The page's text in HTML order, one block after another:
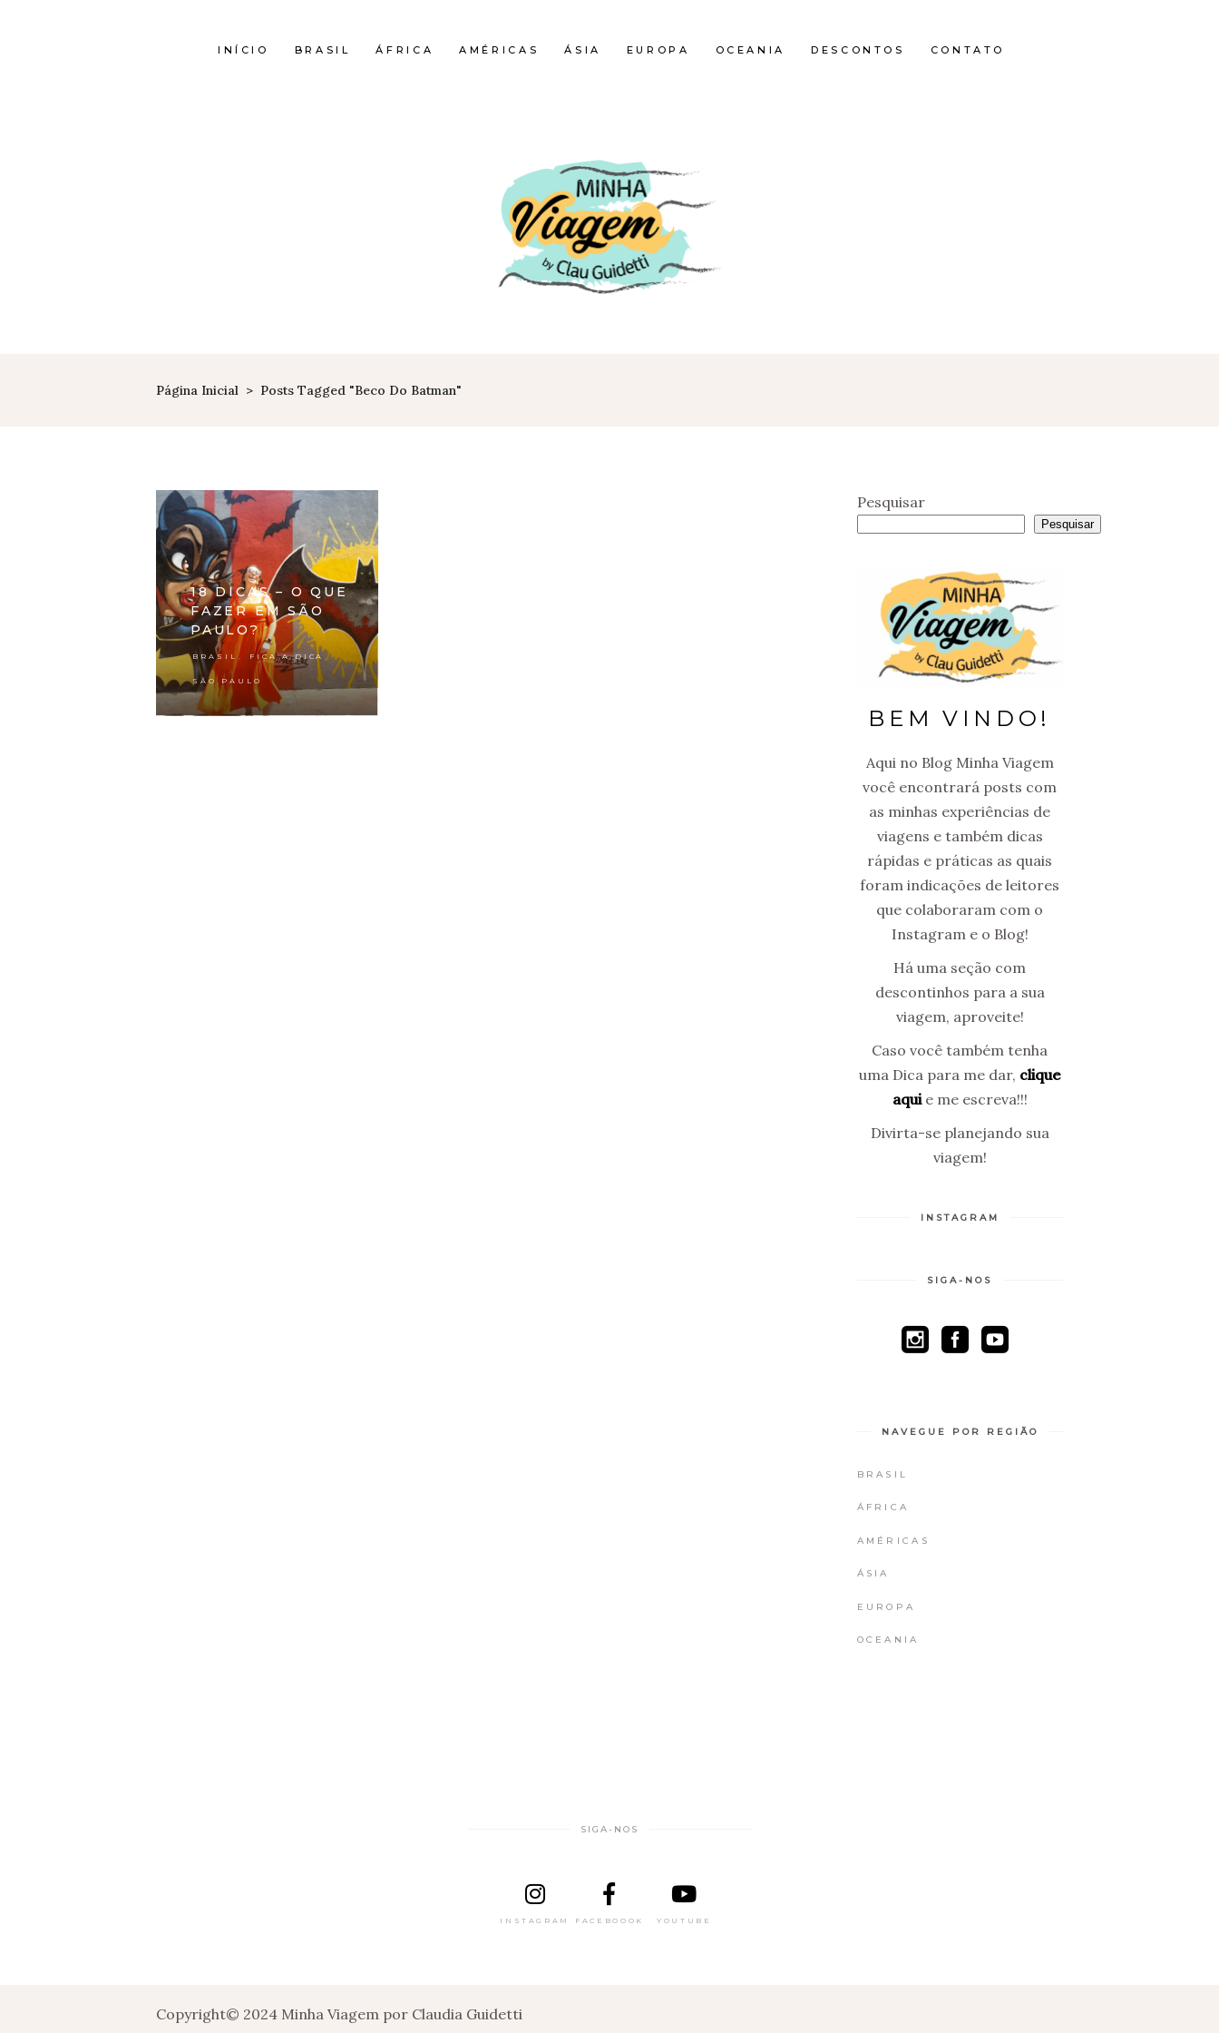
INÍCIO BRASIL ÁFRICA AMÉRICAS ÁSIA EUROPA OCEANIA DESCONTOS CONTATO
Página Inicial > Posts Tagged "beco Do Batman"
18 DICAS – O QUE
FAZER EM SÃO
PAULO?
BRASIL , FICA A DICA ,
SÃO PAULO
Pesquisar
Pesquisar
BEM VINDO!
Aqui no Blog Minha Viagem
você encontrará posts com
as minhas experiências de
viagens e também dicas
rápidas e práticas as quais
foram indicações de leitores
que colaboraram com o
Instagram e o Blog!
Há uma seção com
descontinhos para a sua
viagem, aproveite!
Caso você também tenha
uma Dica para me dar, clique
aquie me escreva!!!
Divirta-se planejando sua
viagem!
INSTAGRAM
SIGA-NOS
NAVEGUE POR REGIÃO
BRASIL
ÁFRICA
AMÉRICAS
ÁSIA
EUROPA
OCEANIA
SIGA-NOS
INSTAGRAM FACEBOOOK YOUTUBE
Copyright© 2024 Minha Viagem por Claudia Guidetti